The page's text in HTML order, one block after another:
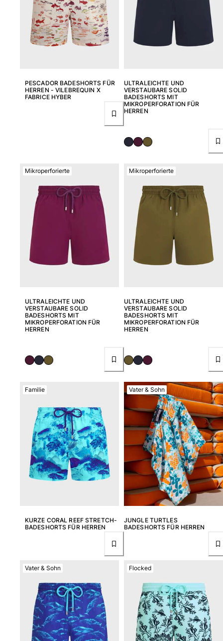
Badeanzug
Rashguard
Bikini
Babys
Bekleidung
Babys
Alle Babys anzeigen
Accessoires
Alle Accessoires anzeigen
Kappen und Anglerhüte
Hut
Alle Kappen und Anglerhüte anzeigen
Strandtücher & Pareos
Unisex-Handtuch
Alle Strandtücher & Pareos anzeigen
Taschen
Strandtaschen
Strandtaschen
Mini-Taschen
Stoffbeutel
Alle Taschen anzeigen
Schals
Accessoires Kinder
Kinderhut
Strandtücher und Ponchos
Schuhe
Socken
PESCADOR BADESHORTS FÜR
HERREN - VILEBREQUIN X
FABRICE HYBER
ULTRALEICHTE UND
VERSTAUBARE SOLID
BADESHORTS MIT
MIKROPERFORATION FÜR
HERREN
ULTRALEICHTE UND
VERSTAUBARE SOLID
BADESHORTS MIT
MIKROPERFORATION FÜR
HERREN
Mikroperforierte
ULTRALEICHTE UND
VERSTAUBARE SOLID
BADESHORTS MIT
MIKROPERFORATION FÜR
HERREN
Mikroperforierte
KURZE CORAL REEF STRETCH-
BADESHORTS FÜR HERREN
Familie
JUNGLE TURTLES
BADESHORTS FÜR HERREN
Vater & Sohn
Vater & Sohn Flocked